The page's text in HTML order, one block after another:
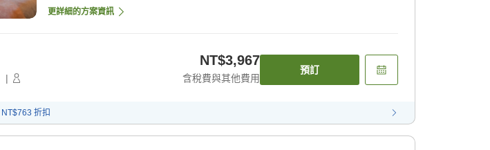
更詳細的方案資訊
|
NT$3,967
含稅費與其他費用
預訂
NT$763 折扣